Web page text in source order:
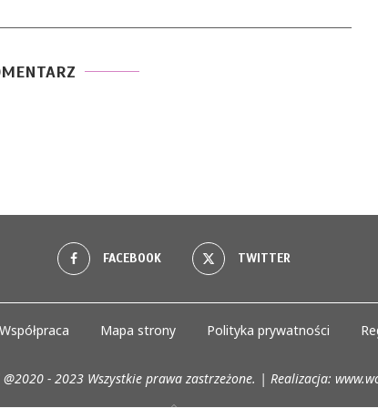
FACEBOOK TWITTER
Współpraca Mapa strony Polityka prywatności
- 2023 Wszystkie prawa zastrzeżone. | Realizacja: